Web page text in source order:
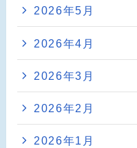
2026年5月
2026年4月
2026年3月
2026年2月
2026年1月